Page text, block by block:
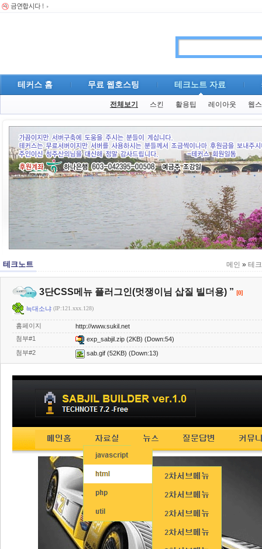
테커스 홈 무료 웹호스팅 테크노트 자료
전체보기 스킨 활용팁 레이아웃 웹
테크노트 메인 » 테
3단CSS메뉴 플러그인(멋쟁이님 삽질 빌더용) ” [0]
늑대소냐 (IP:121.xxx.128)
홈페이지
http://www.sukil.net
첨부#1
exp_sabjil.zip (2KB) (Down:54)
첨부#2
sab.gif (52KB) (Down:13)